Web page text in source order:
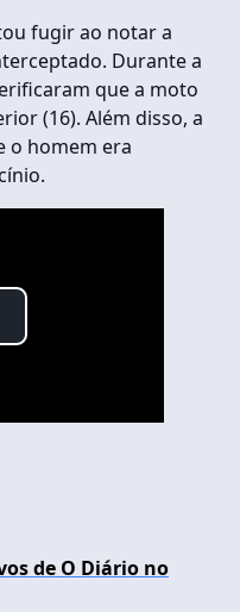
fugir ao notar a
Durante a
que a moto
(16). Além disso, a
o homem era
de O Diário no